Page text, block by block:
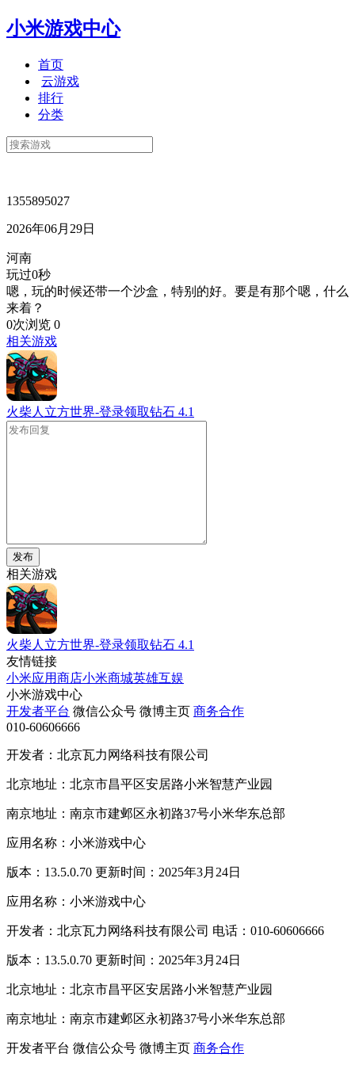
小米游戏中心
首页
云游戏
排行
分类
1355895027
2026年06月29日
河南
玩过0秒
嗯，玩的时候还带一个沙盒，特别的好。要是有那个嗯，什么
来着？
0次浏览 0
相关游戏
火柴人立方世界-登录领取钻石 4.1
发布
相关游戏
火柴人立方世界-登录领取钻石 4.1
友情链接
小米应用商店小米商城英雄互娱
小米游戏中心
开发者平台 微信公众号 微博主页 商务合作
010-60606666
开发者：北京瓦力网络科技有限公司
北京地址：北京市昌平区安居路小米智慧产业园
南京地址：南京市建邺区永初路37号小米华东总部
应用名称：小米游戏中心
版本：13.5.0.70 更新时间：2025年3月24日
应用名称：小米游戏中心
开发者：北京瓦力网络科技有限公司 电话：010-60606666
版本：13.5.0.70 更新时间：2025年3月24日
北京地址：北京市昌平区安居路小米智慧产业园
南京地址：南京市建邺区永初路37号小米华东总部
开发者平台 微信公众号 微博主页 商务合作